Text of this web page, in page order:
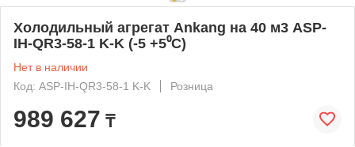
Холодильный агрегат Ankang на 40 м3 ASP-
IH-QR3-58-1 K-K (-5 +5⁰С)
Нет в наличии
Код: ASP-IH-QR3-58-1 K-K
Розница
989 627 ₸